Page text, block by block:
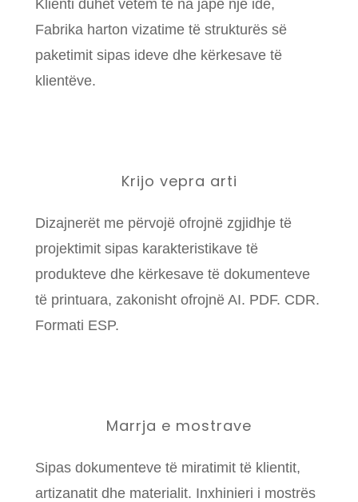
Klienti duhet vetëm të na japë një ide,
Fabrika harton vizatime të strukturës së
paketimit sipas ideve dhe kërkesave të
klientëve.
Krijo vepra arti
Dizajnerët me përvojë ofrojnë zgjidhje të
projektimit sipas karakteristikave të
produkteve dhe kërkesave të dokumenteve
të printuara, zakonisht ofrojnë AI. PDF. CDR.
Formati ESP.
Marrja e mostrave
Sipas dokumenteve të miratimit të klientit,
artizanatit dhe materialit. Inxhinieri i mostrës